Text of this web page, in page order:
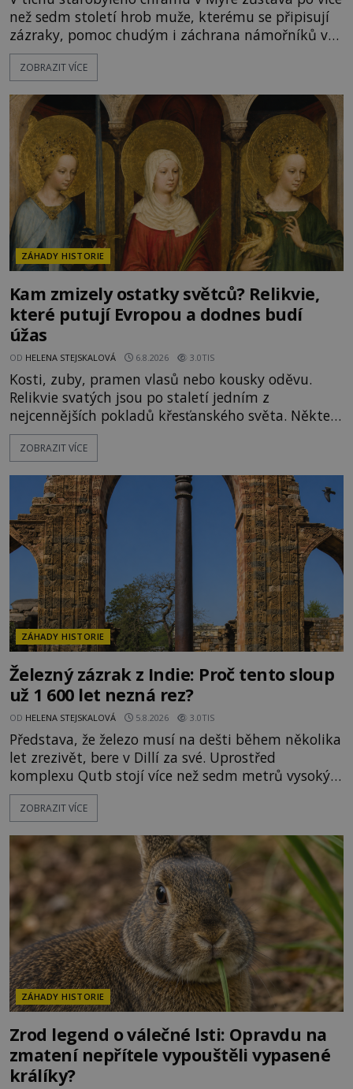
než sedm století hrob muže, kterému se připisují
zázraky, pomoc chudým i záchrana námořníků v
bouřích. Pak ale přichází rok 1087 a klidné místo
se mění v dějiště podivné noční výpravy. Skupina
Mikuláše a odváží jeho ostatky přes moře do Bari.
Je to zbožná záchrana před nebezpečím, nebo
promyšlená krádež,
ZOBRAZIT VÍCE
ZÁHADY HISTORIE
Kam zmizely ostatky světců? Relikvie,
které putují Evropou a dodnes budí
úžas
OD HELENA STEJSKALOVÁ 6.8.2026 3.0TIS
Kosti, zuby, pramen vlasů nebo kousky oděvu.
Relikvie svatých jsou po staletí jedním z
nejcennějších pokladů křesťanského světa. Některé
mají pečlivě doloženou historii, jiné provází
záhady, krádeže i nečekané objevy. Jejich osudy
o skutečné historické události. Ve středověké
Evropě mají relikvie mimořádnou hodnotu. Nejsou
jen předmětem úcty
ZOBRAZIT VÍCE
ZÁHADY HISTORIE
Železný zázrak z Indie: Proč tento sloup
už 1 600 let nezná rez?
OD HELENA STEJSKALOVÁ 5.8.2026 3.0TIS
Představa, že železo musí na dešti během několika
let zrezivět, bere v Dillí za své. Uprostřed
komplexu Qutb stojí více než sedm metrů vysoký
železný sloup, který už přibližně 1 600 let odolává
počasí s jen nepatrnými stopami koroze. Jeho
ztracených technologiích či tajemných
materiálech. Moderní metalurgie však ukazuje, že
skutečné vysvětlení je ješt
ZOBRAZIT VÍCE
ZÁHADY HISTORIE
Zrod legend o válečné lsti: Opravdu na
zmatení nepřítele vypouštěli vypasené
králíky?